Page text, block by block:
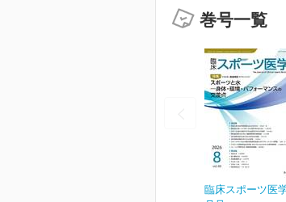
巻号一覧
臨床スポーツ医